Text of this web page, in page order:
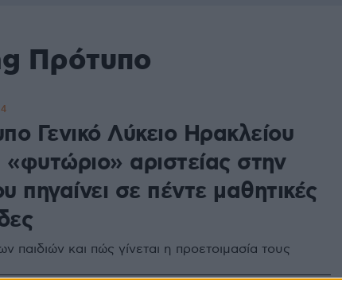
Πρότυπο
Γενικό Λύκειο Ηρακλείου
«φυτώριο» αριστείας στην
πηγαίνει σε πέντε μαθητικές
παιδιών και πώς γίνεται η προετοιμασία τους
4